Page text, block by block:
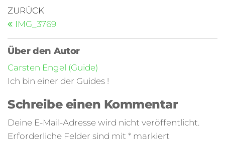
ZURÜCK
IMG_3769
Über den Autor
Carsten Engel (Guide)
Ich bin einer der Guides !
Schreibe einen Kommentar
Deine E-Mail-Adresse wird nicht veröffentlicht.
Erforderliche Felder sind mit * markiert